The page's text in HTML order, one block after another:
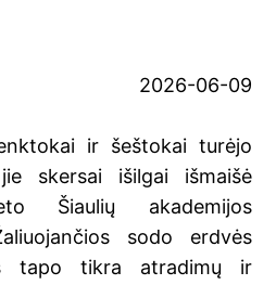
2026-06-09
ir šeštokai turėjo
skersai išilgai išmaišė
Šiaulių akademijos
sodo erdvės
tapo tikra atradimų ir